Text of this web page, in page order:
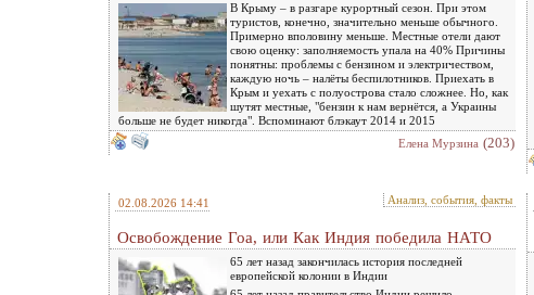
В Крыму – в разгаре курортный сезон. При этом
туристов, конечно, значительно меньше обычного.
Примерно вполовину меньше. Местные отели дают
свою оценку: заполняемость упала на 40% Причины
понятны: проблемы с бензином и электричеством,
каждую ночь – налёты беспилотников. Приехать в
Крым и уехать с полуострова стало сложнее. Но, как
шутят местные, "бензин к нам вернётся, а Украины
больше не будет никогда". Вспоминают блэкаут 2014 и 2015
Елена Мурзина (203)
02.08.2026 14:41 Анализ, события, факты
Освобождение Гоа, или Как Индия победила НАТО
65 лет назад закончилась история последней
европейской колонии в Индии